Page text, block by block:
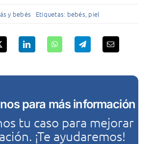
y bebés Etiquetas: bebés piel
para más información
tu caso para mejorar
¡Te ayudaremos!